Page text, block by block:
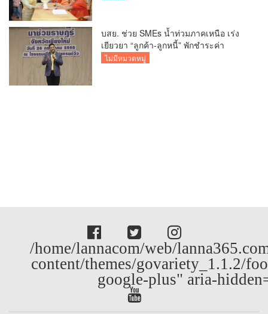
บสย. ช่วย SMEs น้ำท่วมภาคเหนือ เร่ง
เยียวยา “ลูกค้า-ลูกหนี้” พักชำระค่า
ธรรมเนียม-ค่างวด
ไม่มีหมวดหมู่
/home/lannacom/web/
content/themes/govariety_1.1.2/
google-plus" aria-